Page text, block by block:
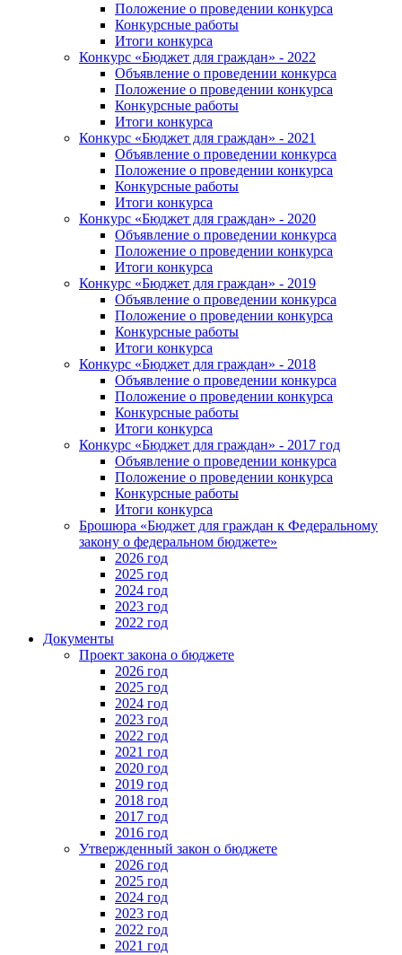
Положение о проведении конкурса
Конкурсные работы
Итоги конкурса
Конкурс «Бюджет для граждан» - 2022
Объявление о проведении конкурса
Положение о проведении конкурса
Конкурсные работы
Итоги конкурса
Конкурс «Бюджет для граждан» - 2021
Объявление о проведении конкурса
Положение о проведении конкурса
Конкурсные работы
Итоги конкурса
Конкурс «Бюджет для граждан» - 2020
Объявление о проведении конкурса
Положение о проведении конкурса
Итоги конкурса
Конкурс «Бюджет для граждан» - 2019
Объявление о проведении конкурса
Положение о проведении конкурса
Конкурсные работы
Итоги конкурса
Конкурс «Бюджет для граждан» - 2018
Объявление о проведении конкурса
Положение о проведении конкурса
Конкурсные работы
Итоги конкурса
Конкурс «Бюджет для граждан» - 2017 год
Объявление о проведении конкурса
Положение о проведении конкурса
Конкурсные работы
Итоги конкурса
Брошюра «Бюджет для граждан к Федеральному
закону о федеральном бюджете»
2026 год
2025 год
2024 год
2023 год
2022 год
Документы
Проект закона о бюджете
2026 год
2025 год
2024 год
2023 год
2022 год
2021 год
2020 год
2019 год
2018 год
2017 год
2016 год
Утвержденный закон о бюджете
2026 год
2025 год
2024 год
2023 год
2022 год
2021 год